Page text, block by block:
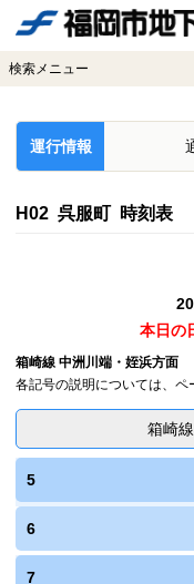
検索メニュー
運行情報
H02 呉服町 時刻表
本日の
箱崎線 中洲川端・姪浜方面
各記号の説明については、
箱崎
5
6
7